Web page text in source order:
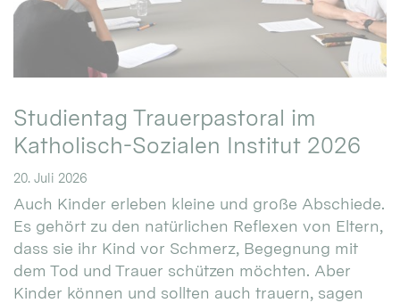
Studientag Trauerpastoral im
Katholisch-Sozialen Institut 2026
20. Juli 2026
Auch Kinder erleben kleine und große Abschiede.
Es gehört zu den natürlichen Reflexen von Eltern,
dass sie ihr Kind vor Schmerz, Begegnung mit
dem Tod und Trauer schützen möchten. Aber
Kinder können und sollten auch trauern, sagen